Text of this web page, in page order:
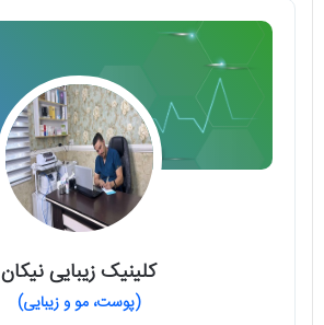
کلینیک زیبایی نیکان
(پوست، مو و زیبایی)